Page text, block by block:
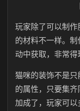
玩家除了可以制
的材料不一样。
动中获取，非常得
猫咪的装饰不是
的属性，只要集
加成了，玩家可